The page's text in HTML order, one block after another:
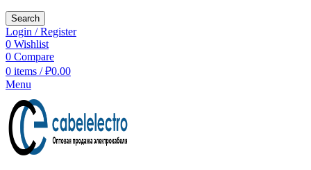
Search
Login / Register
0 Wishlist
0 Compare
0 items / ₽0.00
Menu